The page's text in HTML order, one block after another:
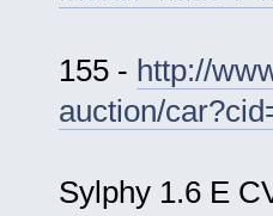
155 - http://
auction/
Sylphy 1.6 E